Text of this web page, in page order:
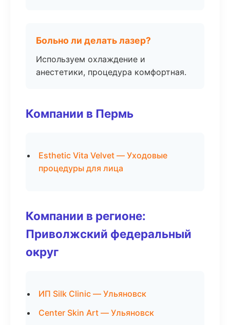
Больно ли делать лазер?
Используем охлаждение и
анестетики, процедура комфортная.
Компании в Пермь
Esthetic Vita Velvet — Уходовые
процедуры для лица
Компании в регионе:
Приволжский федеральный
округ
ИП Silk Clinic — Ульяновск
Center Skin Art — Ульяновск